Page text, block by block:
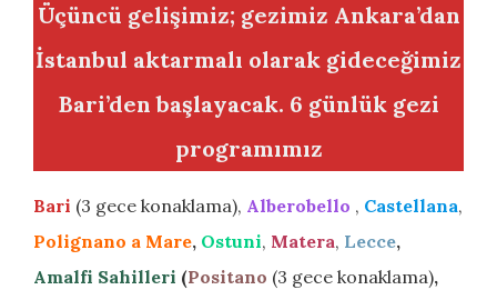
Üçüncü gelişimiz; gezimiz Ankara’dan
İstanbul aktarmalı olarak gideceğimiz
Bari’den başlayacak. 6 günlük gezi
programımız
Bari (3 gece konaklama), Alberobello , Castellana,
Polignano a Mare, Ostuni, Matera, Lecce,
Amalfi Sahilleri (Positano (3 gece konaklama),